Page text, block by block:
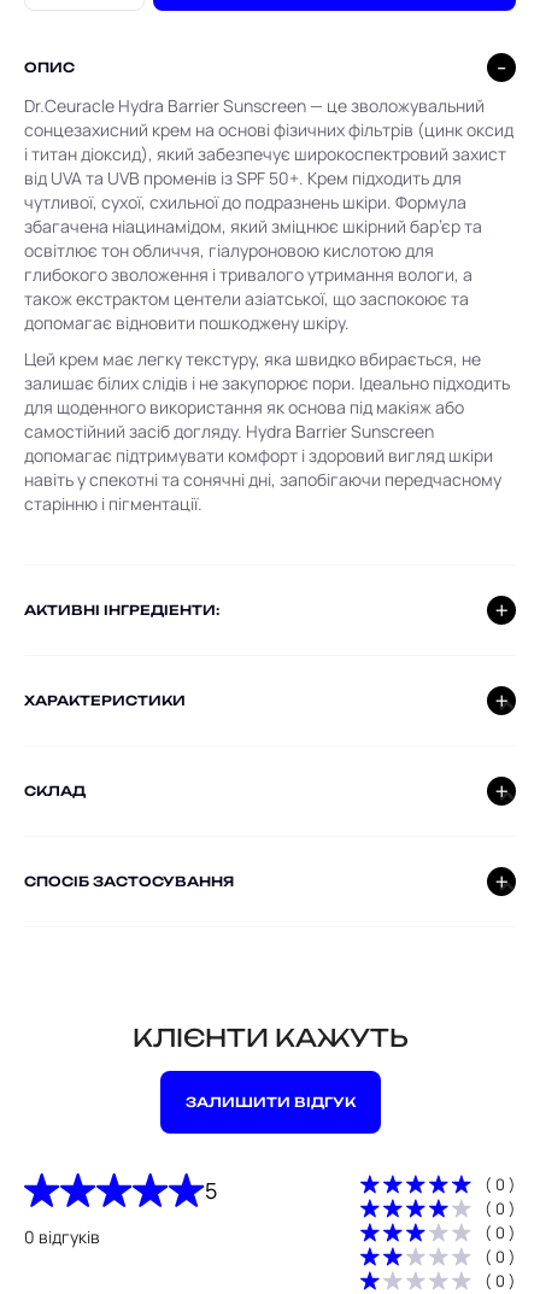
ОПИС
Dr.Ceuracle Hydra Barrier Sunscreen — це зволожувальний
сонцезахисний крем на основі фізичних фільтрів (цинк оксид
і титан діоксид), який забезпечує широкоспектровий захист
від UVA та UVB променів із SPF 50+. Крем підходить для
чутливої, сухої, схильної до подразнень шкіри. Формула
збагачена ніацинамідом, який зміцнює шкірний бар’єр та
освітлює тон обличчя, гіалуроновою кислотою для
глибокого зволоження і тривалого утримання вологи, а
також екстрактом центели азіатської, що заспокоює та
допомагає відновити пошкоджену шкіру.
Цей крем має легку текстуру, яка швидко вбирається, не
залишає білих слідів і не закупорює пори. Ідеально підходить
для щоденного використання як основа під макіяж або
самостійний засіб догляду. Hydra Barrier Sunscreen
допомагає підтримувати комфорт і здоровий вигляд шкіри
навіть у спекотні та сонячні дні, запобігаючи передчасному
старінню і пігментації.
AКТИВНІ ІНГРЕДІЕНТИ:
ХАРАКТЕРИСТИКИ
СКЛАД
СПОСІБ ЗАСТОСУВАННЯ
КЛІЄНТИ КАЖУТЬ
ЗАЛИШИТИ ВІДГУК
5
0 відгуків
( 0 )
( 0 )
( 0 )
( 0 )
( 0 )